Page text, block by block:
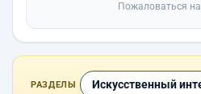
Пожаловаться
РАЗДЕЛЫ Искусственный